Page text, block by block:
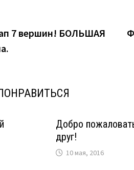
7 вершин! БОЛЬШАЯ
Добро
друг!
10 мая, 2016